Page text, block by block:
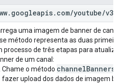
. googleapis. com/youtube/v3
uma imagem de banner de canal
método representa as duas
processo de três etapas para
de um canal:
Chame o método
fazer upload dos dados de imagem